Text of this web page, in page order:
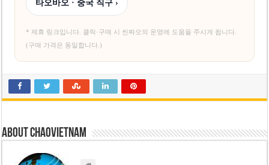
타오바오 · 중국 직구 ›
* 제휴 링크입니다. 클릭·구매 시 씬짜오의 운영에 도움을 주시게 됩니다.
(구매 가격은 동일합니다.)
About chaovietnam